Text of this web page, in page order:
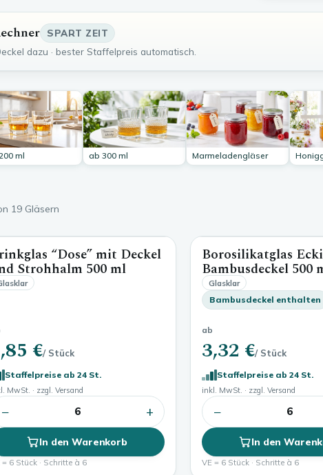
SPART ZEIT
dazu · bester Staffelpreis automatisch.
ml ab 300 ml Marmeladengläser
19 Gläsern
500 ml
“Dose” mit Deckel
Strohhalm 500 ml
€/ Stück
Staffelpreise ab 24 St.
MwSt. · zzgl. Versand
− 6 +
In den Warenkorb
= 6 Stück · Schritte à 6
Borosilikatglas
Bambusdeckel 500
Glasklar
Bambusdeckel enthalten
ab
3,32 €/ Stück
Staffelpreise ab 24 St.
inkl. MwSt. · zzgl. Versand
− 6
In den
VE = 6 Stück · Schritte à 6